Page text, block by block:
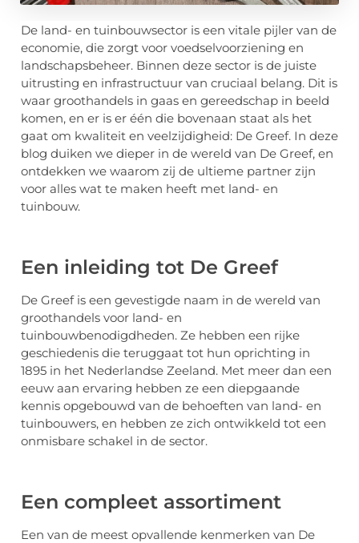
De land- en tuinbouwsector is een vitale pijler van de
economie, die zorgt voor voedselvoorziening en
landschapsbeheer. Binnen deze sector is de juiste
uitrusting en infrastructuur van cruciaal belang. Dit is
waar groothandels in gaas en gereedschap in beeld
komen, en er is er één die bovenaan staat als het
gaat om kwaliteit en veelzijdigheid: De Greef. In deze
blog duiken we dieper in de wereld van De Greef, en
ontdekken we waarom zij de ultieme partner zijn
voor alles wat te maken heeft met land- en
tuinbouw.
Een inleiding tot De Greef
De Greef is een gevestigde naam in de wereld van
groothandels voor land- en
tuinbouwbenodigdheden. Ze hebben een rijke
geschiedenis die teruggaat tot hun oprichting in
1895 in het Nederlandse Zeeland. Met meer dan een
eeuw aan ervaring hebben ze een diepgaande
kennis opgebouwd van de behoeften van land- en
tuinbouwers, en hebben ze zich ontwikkeld tot een
onmisbare schakel in de sector.
Een compleet assortiment
Een van de meest opvallende kenmerken van De